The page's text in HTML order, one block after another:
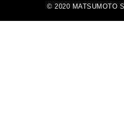
© 2020 MATSUMOTO